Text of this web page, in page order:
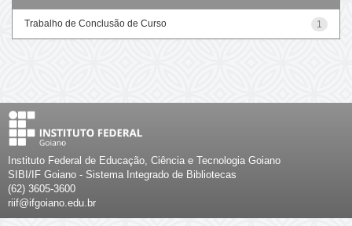
1
Trabalho de Conclusão de Curso
Instituto Federal de Educação, Ciência e Tecnologia Goiano
SIBI/IF Goiano - Sistema Integrado de Bibliotecas
(62) 3605-3600
riif@ifgoiano.edu.br